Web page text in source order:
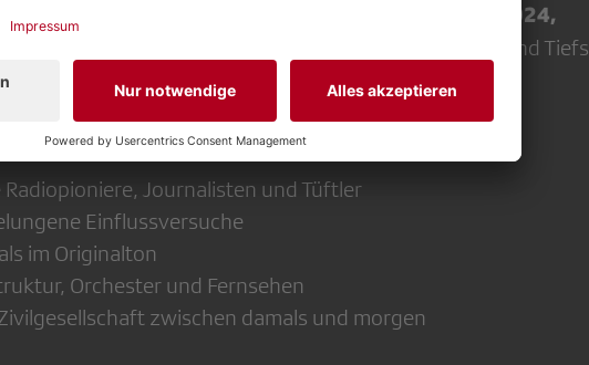
Bildungskommission am
Mittwoch, 4. Dezember 2024,
, Einblick in sein Schaffen und lässt historische Hochs und Tiefs
Journalisten und Tüftler
Einflussversuche
im Originalton
Orchester und Fernsehen
zwischen damals und morgen